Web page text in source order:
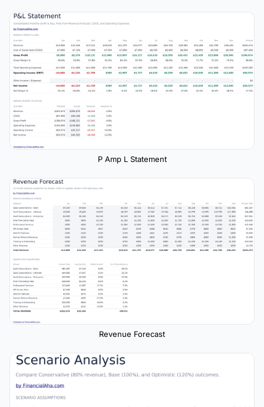
P Amp L Statement
Revenue Forecast